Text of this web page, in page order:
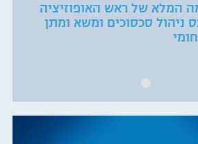
המלא של ראש האופוזיציה
ניהול סכסוכים ומשא ומתן